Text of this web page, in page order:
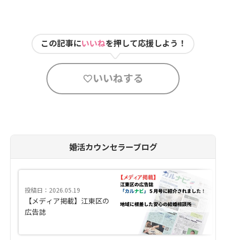
この記事にいいねを押して応援しよう！
いいねする
婚活カウンセラーブログ
投稿日：2026.05.19
【メディア掲載】江東区の
広告誌